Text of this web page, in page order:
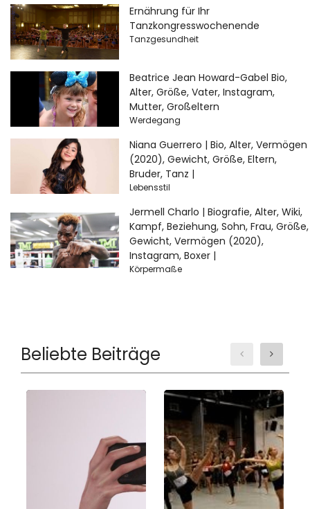
Ernährung für Ihr
Tanzkongresswochenende
Tanzgesundheit
Beatrice Jean Howard-Gabel Bio,
Alter, Größe, Vater, Instagram,
Mutter, Großeltern
Werdegang
Niana Guerrero | Bio, Alter, Vermögen
(2020), Gewicht, Größe, Eltern,
Bruder, Tanz |
Lebensstil
Jermell Charlo | Biografie, Alter, Wiki,
Kampf, Beziehung, Sohn, Frau, Größe,
Gewicht, Vermögen (2020),
Instagram, Boxer |
Körpermaße
Beliebte Beiträge